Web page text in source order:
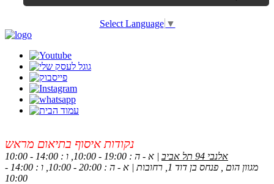
Select Language ▼
נקודות איסוף בתיאום מראש
אלנבי 94 תל אביב
| א - ה : 19:00 - 10:00, ו : 14:00 - 10:00
מגוון הום , פנחס בן דוד 1, רחובות | א - ה : 20:00 - 10:00, ו : 14:00 -
10:00